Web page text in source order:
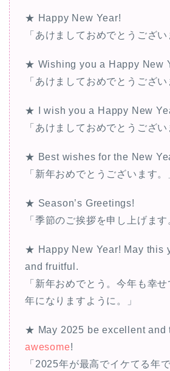
プ
レ
ヤ
ー
★ Happy New Year!
「あけましておめでとうござい
★ Wishing you a Happy New
「あけましておめでとうござい
★ I wish you a Happy New
「あけましておめでとうござい
★ Best wishes for the New
「新年おめでとうございます。
★ Season’s Greetings!
「季節のご挨拶を申し上げます
★ Happy New Year! May this
and fruitful.
「新年おめでとう。今年も幸
年になりますように。」
★ May 2025 be excellent and
awesome!
「2025年が最高でイケてる年